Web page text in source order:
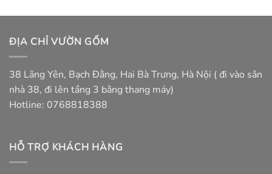
ĐỊA CHỈ VƯỜN GỐM
38 Lãng Yên, Bạch Đằng, Hai Bà Trưng, Hà Nội ( đi vào sân
nhà 38, đi lên tầng 3 bằng thang máy)
Hotline: 0768818388
HỖ TRỢ KHÁCH HÀNG